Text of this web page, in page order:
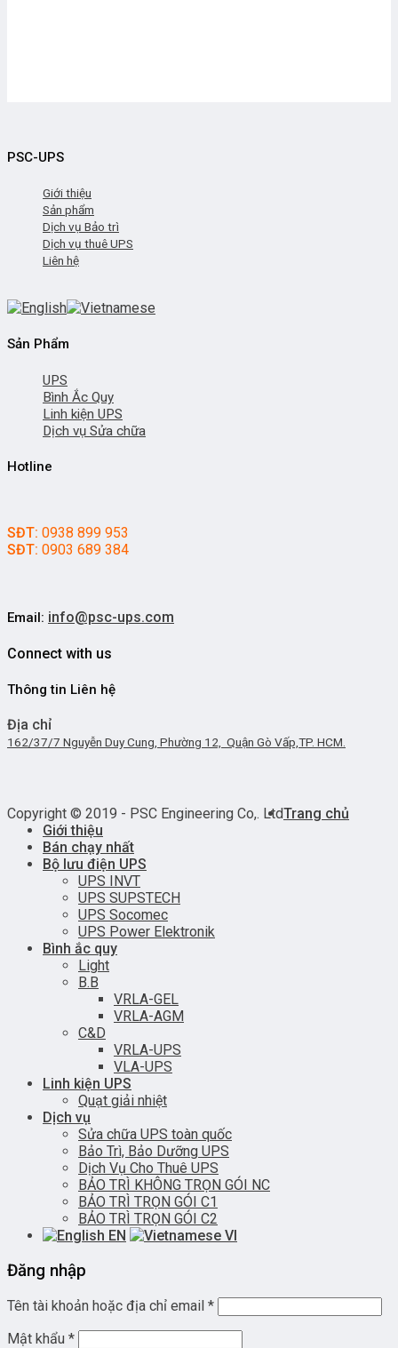
PSC-UPS
Giới thiệu
Sản phẩm
Dịch vụ Bảo trì
Dịch vụ thuê UPS
Liên hệ
Sản Phẩm
UPS
Bình Ắc Quy
Linh kiện UPS
Dịch vụ Sửa chữa
Hotline
SĐT: 0938 899 953
SĐT: 0903 689 384
Email: info@psc-ups.com
Connect with us
Thông tin Liên hệ
Địa chỉ
162/37/7 Nguyễn Duy Cung, Phường 12, Quận Gò Vấp,TP. HCM.
Copyright © 2019 - PSC Engineering Co,. LtdTrang chủ
Giới thiệu
Bán chạy nhất
Bộ lưu điện UPS
UPS INVT
UPS SUPSTECH
UPS Socomec
UPS Power Elektronik
Bình ắc quy
Light
B.B
VRLA-GEL
VRLA-AGM
C&D
VRLA-UPS
VLA-UPS
Linh kiện UPS
Quạt giải nhiệt
Dịch vụ
Sửa chữa UPS toàn quốc
Bảo Trì, Bảo Dưỡng UPS
Dịch Vụ Cho Thuê UPS
BẢO TRÌ KHÔNG TRỌN GÓI NC
BẢO TRÌ TRỌN GÓI C1
BẢO TRÌ TRỌN GÓI C2
EN
VI
Đăng nhập
Tên tài khoản hoặc địa chỉ email *
Mật khẩu *